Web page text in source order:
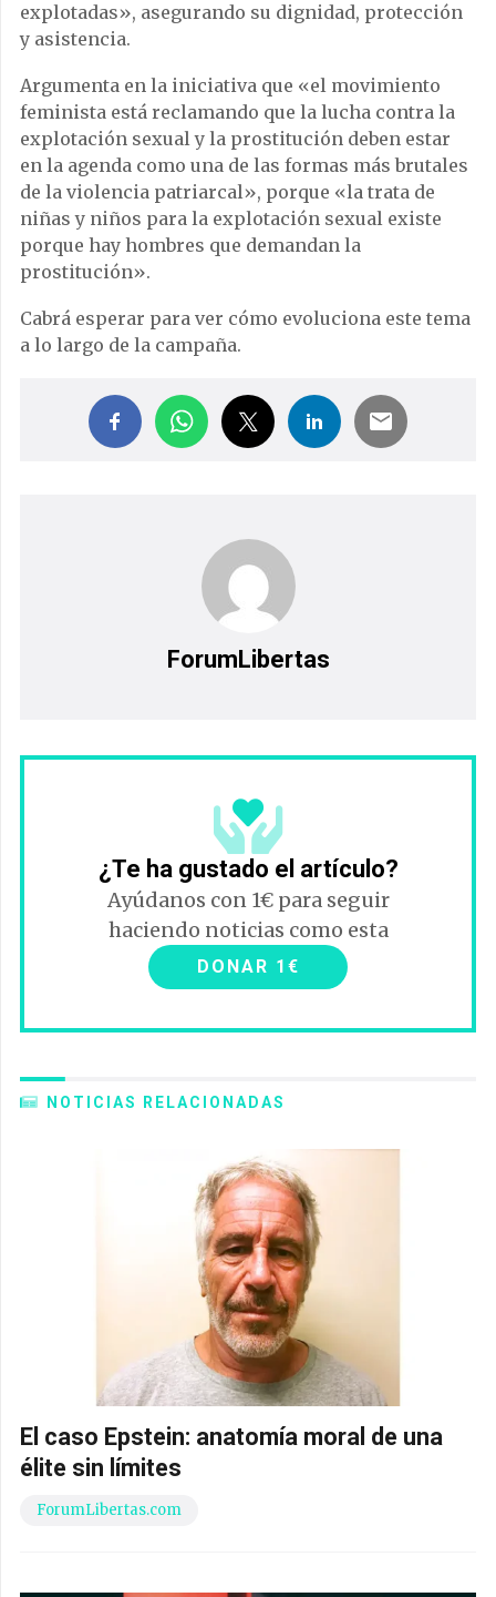
explotadas», asegurando su dignidad, protección
y asistencia.
Argumenta en la iniciativa que «el movimiento
feminista está reclamando que la lucha contra la
explotación sexual y la prostitución deben estar
en la agenda como una de las formas más brutales
de la violencia patriarcal», porque «la trata de
niñas y niños para la explotación sexual existe
porque hay hombres que demandan la
prostitución».
Cabrá esperar para ver cómo evoluciona este tema
a lo largo de la campaña.
ForumLibertas
¿Te ha gustado el artículo?
Ayúdanos con 1€ para seguir
haciendo noticias como esta
DONAR 1€
NOTICIAS RELACIONADAS
El caso Epstein: anatomía moral de una
élite sin límites
ForumLibertas.com